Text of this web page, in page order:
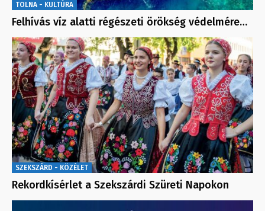
TOLNA - KULTÚRA
Felhívás víz alatti régészeti örökség védelmére…
SZEKSZÁRD - KÖZÉLET
Rekordkísérlet a Szekszárdi Szüreti Napokon